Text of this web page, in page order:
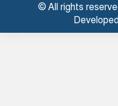
© All rights